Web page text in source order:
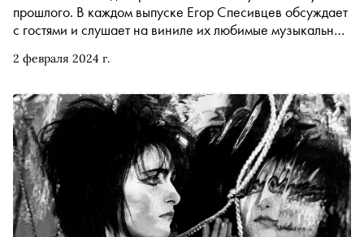
2 февраля 2024 г.
прошлого. В каждом выпуске Егор Спесивцев обсуждает
с гостями и слушает на виниле их любимые музыкальные
«Мегаполис» Олегом Нестеровым поговорили об